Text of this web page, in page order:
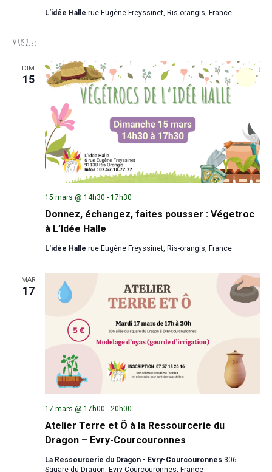
L'idée Halle rue Eugène Freyssinet, Ris-orangis, France
mars 2026
DIM
15
Donnez, échangez, faites pousser : Végetroc
à L’Idée Halle
15 mars @ 14h30 - 17h30
L'idée Halle rue Eugène Freyssinet, Ris-orangis, France
MAR
17
Atelier Terre et Ô à la Ressourcerie du
Dragon – Evry-Courcouronnes
17 mars @ 17h00 - 20h00
La Ressourcerie du Dragon - Evry-Courcouronnes 306
Square du Dragon, Evry-Courcouronnes, France